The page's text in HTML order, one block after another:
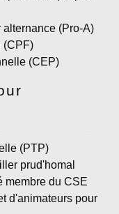
(Pro-A)
(CPF)
(CEP)
(PTP)
prud'homal
membre du CSE
d'animateurs pour